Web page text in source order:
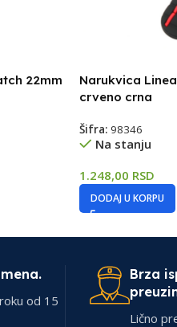
22mm
Narukvica
crveno crna
Šifra:98346
Na stanju
1.248,00 RSD
DODAJ U KORPU
od 15
Brza
Lično